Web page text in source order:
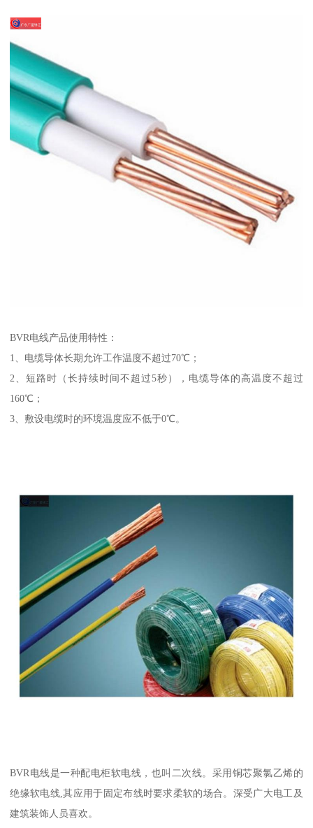
BVR电线产品使用特性：
1、电缆导体长期允许工作温度不超过70℃；
2、短路时（长持续时间不超过5秒），电缆导体的高温度不超过
160℃；
3、敷设电缆时的环境温度应不低于0℃。
BVR电线是一种配电柜软电线，也叫二次线。采用铜芯聚氯乙烯的
绝缘软电线,其应用于固定布线时要求柔软的场合。深受广大电工及
建筑装饰人员喜欢。